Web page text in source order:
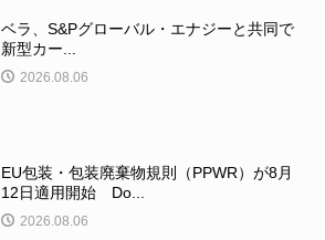
ベラ、S&Pグローバル・エナジーと共同で
新型カー...
2026.08.06
EU包装・包装廃棄物規則（PPWR）が8月
12日適用開始 Do...
2026.08.06